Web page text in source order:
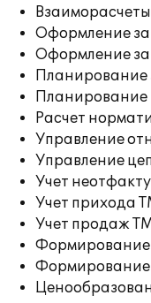
Оформление
Оформление
Планирование
Расчет
Управление
Управление
Учет
Учет прихода
Учет продаж
Формирование
Формирование